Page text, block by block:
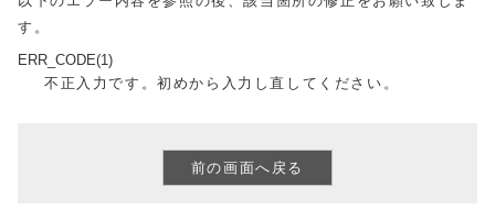
す。
ERR_CODE(1)
不正入力です。初めから入力し直してください。